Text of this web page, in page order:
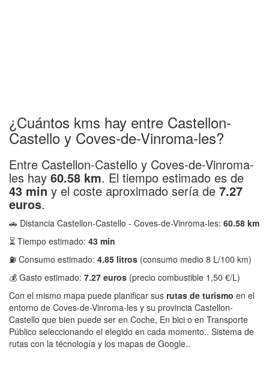
¿Cuántos kms hay entre Castellon-
Castello y Coves-de-Vinroma-les?
Entre Castellon-Castello y Coves-de-Vinroma-
les hay 60.58 km. El tiempo estimado es de
43 min y el coste aproximado sería de 7.27
euros.
🚗 Distancia Castellon-Castello - Coves-de-Vinroma-les: 60.58 km
⏳ Tiempo estimado: 43 min
⛽ Consumo estimado: 4.85 litros (consumo medio 8 L/100 km)
💰 Gasto estimado: 7.27 euros (precio combustible 1,50 €/L)
Con el mismo mapa puede planificar sus rutas de turismo en el
entorno de Coves-de-Vinroma-les y su provincia Castellon-
Castello que bien puede ser en Coche, En bici o en Transporte
Público seleccionando el elegido en cada momento.. Sistema de
rutas con la técnología y los mapas de Google..